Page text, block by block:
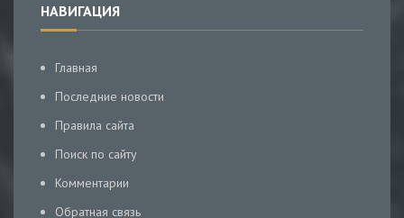
НАВИГАЦИЯ
Главная
Последние новости
Правила сайта
Поиск по сайту
Комментарии
Обратная связь